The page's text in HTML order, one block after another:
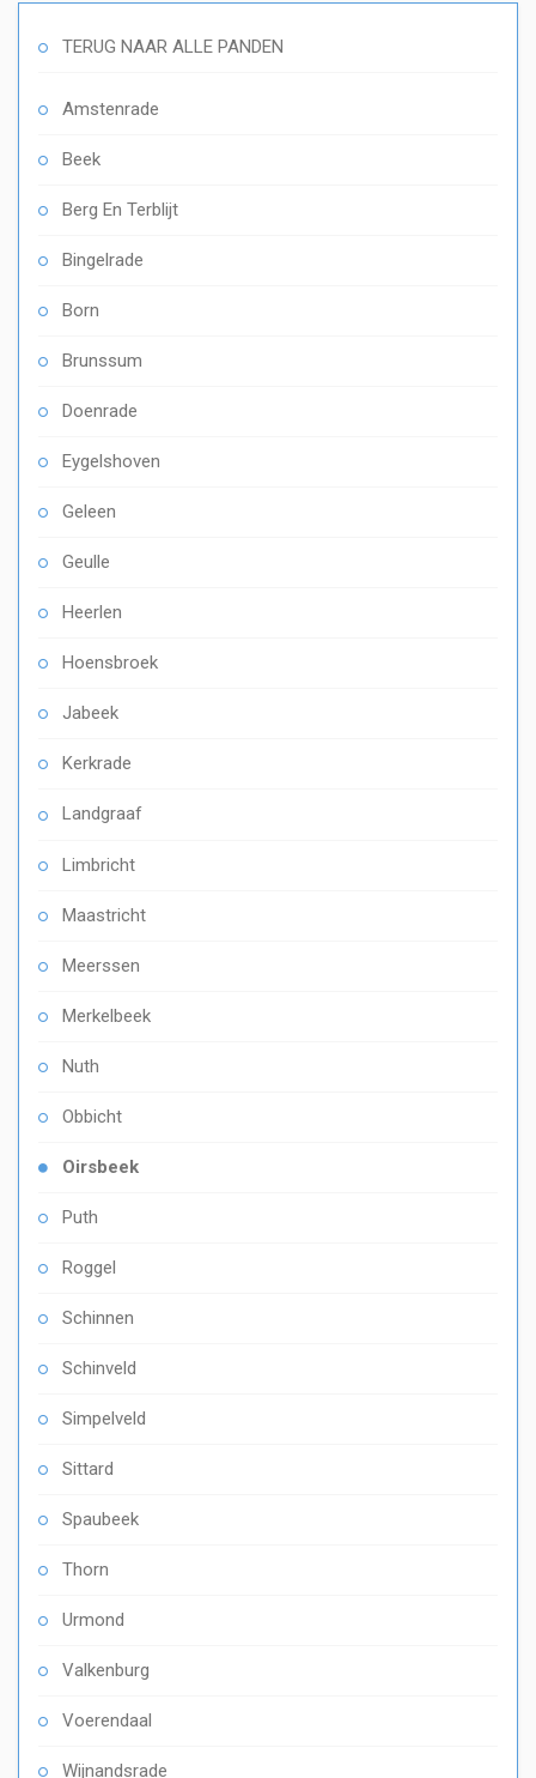
TERUG NAAR ALLE PANDEN
Amstenrade
Beek
Berg En Terblijt
Bingelrade
Born
Brunssum
Doenrade
Eygelshoven
Geleen
Geulle
Heerlen
Hoensbroek
Jabeek
Kerkrade
Landgraaf
Limbricht
Maastricht
Meerssen
Merkelbeek
Nuth
Obbicht
Oirsbeek
Puth
Roggel
Schinnen
Schinveld
Simpelveld
Sittard
Spaubeek
Thorn
Urmond
Valkenburg
Voerendaal
Wijnandsrade